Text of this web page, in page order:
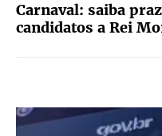
Carnaval: saiba
candidatos a Rei